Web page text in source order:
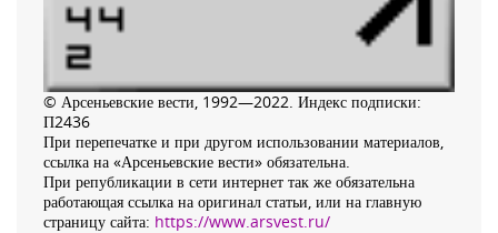
© Арсеньевские вести, 1992—2022. Индекс подписки:
П2436
При перепечатке и при другом использовании материалов,
ссылка на «Арсеньевские вести» обязательна.
При републикации в сети интернет так же обязательна
работающая ссылка на оригинал статьи, или на главную
страницу сайта: https://www.arsvest.ru/